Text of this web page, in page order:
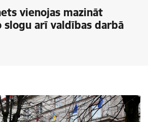
vienojas mazināt
arī valdības darbā